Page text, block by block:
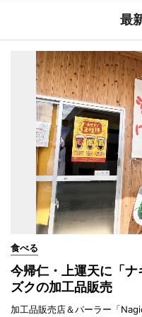
最
食べる
今帰仁・上運天に「
ズクの加工品販売
加工品販売店＆パーラー「